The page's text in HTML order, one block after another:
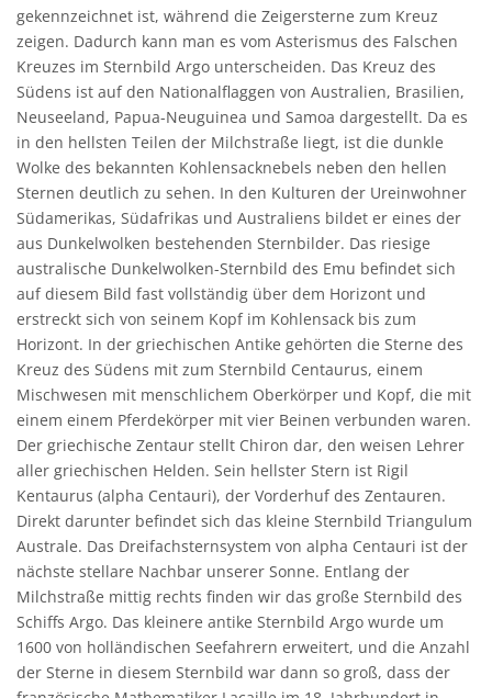
gekennzeichnet ist, während die Zeigersterne zum Kreuz
zeigen. Dadurch kann man es vom Asterismus des Falschen
Kreuzes im Sternbild Argo unterscheiden. Das Kreuz des
Südens ist auf den Nationalflaggen von Australien, Brasilien,
Neuseeland, Papua-Neuguinea und Samoa dargestellt. Da es
in den hellsten Teilen der Milchstraße liegt, ist die dunkle
Wolke des bekannten Kohlensacknebels neben den hellen
Sternen deutlich zu sehen. In den Kulturen der Ureinwohner
Südamerikas, Südafrikas und Australiens bildet er eines der
aus Dunkelwolken bestehenden Sternbilder. Das riesige
australische Dunkelwolken-Sternbild des Emu befindet sich
auf diesem Bild fast vollständig über dem Horizont und
erstreckt sich von seinem Kopf im Kohlensack bis zum
Horizont. In der griechischen Antike gehörten die Sterne des
Kreuz des Südens mit zum Sternbild Centaurus, einem
Mischwesen mit menschlichem Oberkörper und Kopf, die mit
einem einem Pferdekörper mit vier Beinen verbunden waren.
Der griechische Zentaur stellt Chiron dar, den weisen Lehrer
aller griechischen Helden. Sein hellster Stern ist Rigil
Kentaurus (alpha Centauri), der Vorderhuf des Zentauren.
Direkt darunter befindet sich das kleine Sternbild Triangulum
Australe. Das Dreifachsternsystem von alpha Centauri ist der
nächste stellare Nachbar unserer Sonne. Entlang der
Milchstraße mittig rechts finden wir das große Sternbild des
Schiffs Argo. Das kleinere antike Sternbild Argo wurde um
1600 von holländischen Seefahrern erweitert, und die Anzahl
der Sterne in diesem Sternbild war dann so groß, dass der